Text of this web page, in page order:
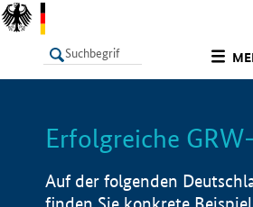
LISTE
Erfolgreiche
Auf der folgenden